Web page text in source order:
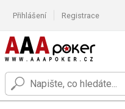
Přihlášení Registrace